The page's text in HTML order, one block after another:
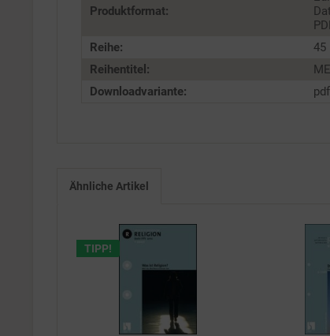
Produktformat:
Reihe:
45
Reihentitel:
Downloadvariante:
Ähnliche Artikel
TIPP!